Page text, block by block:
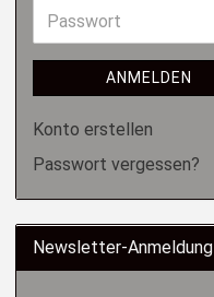
ANGELSCHNÜRE (3)
ANMELDEN
Konto erstellen
Passwort vergessen?
Newsletter-Anmeldung